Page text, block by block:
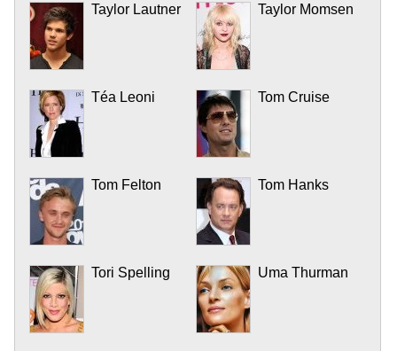
Taylor Lautner Taylor Momsen
Téa Leoni Tom Cruise
Tom Felton Tom Hanks
Tori Spelling Uma Thurman